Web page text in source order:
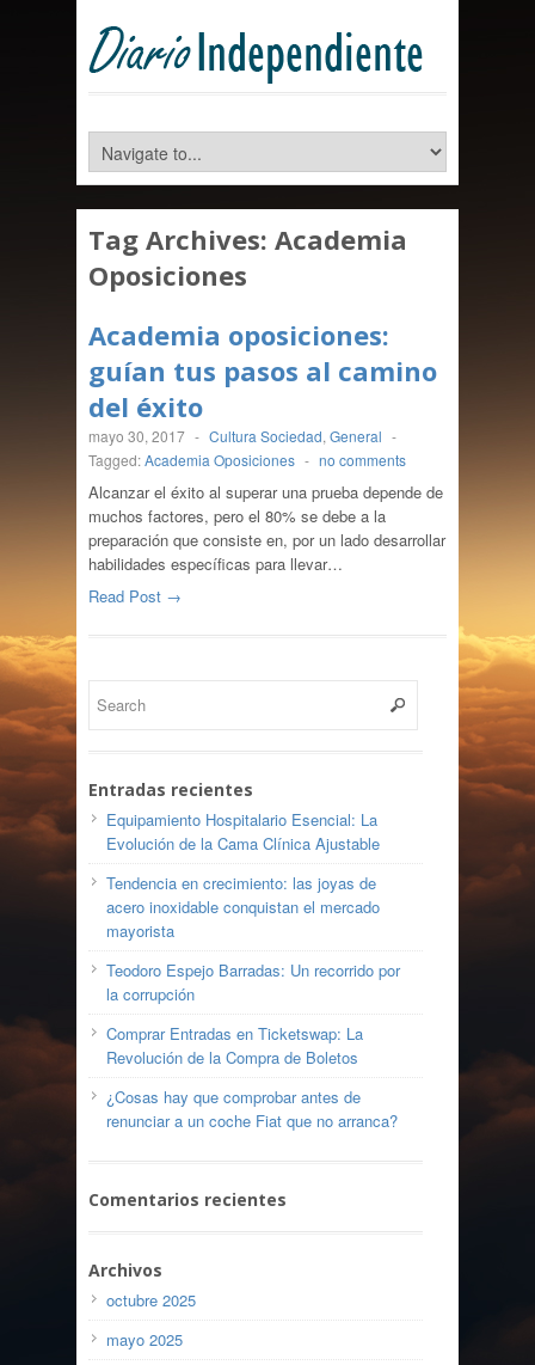
Tag Archives: Academia
Oposiciones
Academia oposiciones:
guían tus pasos al camino
del éxito
mayo 30, 2017 - Cultura Sociedad, General -
Tagged:Academia Oposiciones - no comments
Alcanzar el éxito al superar una prueba depende de
muchos factores, pero el 80% se debe a la
preparación que consiste en, por un lado desarrollar
habilidades específicas para llevar…
Read Post →
Entradas recientes
Equipamiento Hospitalario Esencial: La
Evolución de la Cama Clínica Ajustable
Tendencia en crecimiento: las joyas de
acero inoxidable conquistan el mercado
mayorista
Teodoro Espejo Barradas: Un recorrido por
la corrupción
Comprar Entradas en Ticketswap: La
Revolución de la Compra de Boletos
¿Cosas hay que comprobar antes de
renunciar a un coche Fiat que no arranca?
Comentarios recientes
Archivos
octubre 2025
mayo 2025